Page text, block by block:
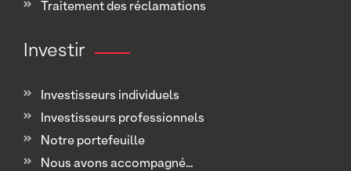
Traitement des réclamations
Investir
Investisseurs individuels
Investisseurs professionnels
Notre portefeuille
Nous avons accompagné...